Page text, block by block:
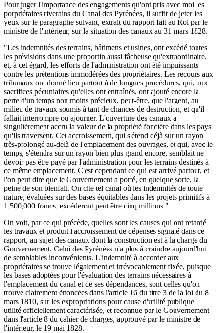
Pour juger l'importance des engagements qu'ont pris avec moi les
porpriétaires riverains du Canal des Pyrénées, il suffit de jeter les
yeux sur le paragraphe suivant, extrait du rapport fait au Roi par le
ministre de l'intérieur, sur la situation des canaux au 31 mars 1828.
"Les indemnités des terrains, bâtimens et usines, ont excédé toutes
les prévisions dans une proportin aussi fâcheuse qu'extraordinaire,
et, à cet égard, les efforts de l'administration ont été impuissants
contre les prétentions immodérées des propriétaires. Les recours aux
tribunaux ont donné lieu partout à de longues procédures, qui, aux
sacrifices pécuniaires qu'elles ont entraînés, ont ajouté encore la
perte d'un temps non moins précieux, peut-être, que l'argent, au
milieu de travaux soumis à tant de chances de destruction, et qu'il
fallait interrompre ou ajourner. L'ouverture des canaux a
singulièrement accru la valeur de la propriété foncière dans les pays
qu'ils traversent. Cet accroissement, qui s'étend déjà sur un rayon
très-prolongé au-delà de l'emplacement des ouvrages, et qui, avec le
temps, s'étendra sur un rayon bien plus grand encore, semblait ne
devoir pas être payé par l'administration pour les terrains destinés à
ce même emplacement. C'est cependant ce qui est arrivé partout, et
l'on peut dire que le Gouvernement a porté, en quelque sorte, la
peine de son bienfait. On cite tel canal où les indemnités de toute
nature, évaluées sur des bases équitables dans les projets primitifs à
1,500,000 francs, excéderont peut être cinq millions."
On voit, par ce qui précède, quelles sont les causes qui ont retardé
les travaux et produit l'accroissement de dépenses signalé dans ce
rapport, au sujet des canaux dont la construction est à la charge du
Gouvernement. Celui des Pyrénées n'a plus à craindre aujourd'hui
de semblables inconvénients. L'indemnité à accorder aux
propriétaires se trouve légalement et irrévocablement fixée, puisque
les bases adoptées pour l'évaluation des terrains nécessaires à
l'emplacement du canal et de ses dépendances, sont celles qu'on
trouve clairement énoncées dans l'article 16 du titre 3 de la loi du 8
mars 1810, sur les expropriations pour cause d'utilité publique ;
utilité officiellement caractérisée, et reconnue par le Gouvernement
dans l'article 8 du cahier de charges, approuvé par le ministre de
l'intérieur, le 19 mai 1828.